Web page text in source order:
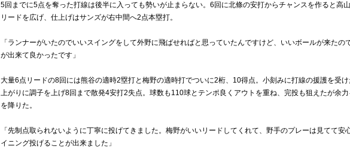
5回までに5点を奪った打線は後半に入っても勢いが止まらない。6回に北條の安打からチャンスを作ると高
リードを広げ、仕上げはサンズが右中間へ2点本塁打。
「ランナーがいたのでいいスイングをして外野に飛ばせればと思っていたんですけど、いいボールが来たの
が出来て良かったです」
大量6点リードの8回には熊谷の適時2塁打と梅野の適時打でついに2桁、10得点。小刻みに打線の援護を受
上がりに調子を上げ8回まで散発4安打2失点。球数も110球とテンポ良くアウトを重ね、完投も狙えたが余
を降りた。
「先制点取られないように丁寧に投げてきました。梅野がいいリードしてくれて、野手のプレーは見てて安
イニング投げることが出来ました」